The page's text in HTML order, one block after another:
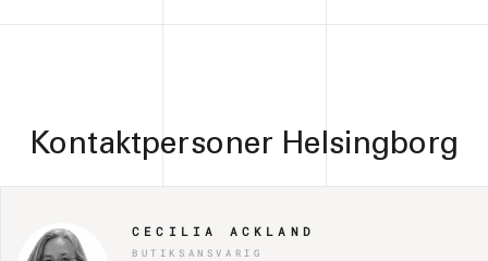
Kontaktpersoner Helsingborg
CECILIA ACKLAND
BUTIKSANSVARIG